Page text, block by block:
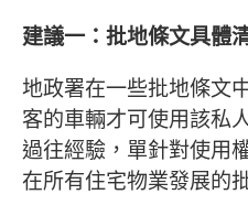
建議一：批地條文具體
地政署在一些批地條文
客的車輛才可使用該私
過往經驗，單針對使用
在所有住宅物業發展的